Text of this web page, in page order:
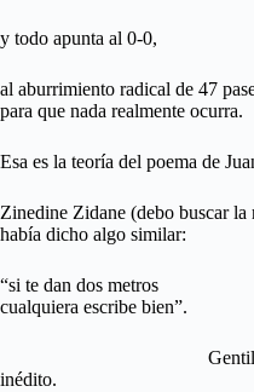
y todo apunta al 0-0,
al aburrimiento radical de 47
para que nada realmente ocurra.
Esa es la teoría del poema de
Zinedine Zidane (debo buscar la
había dicho algo similar:
“si te dan dos metros
cualquiera escribe bien”.
Gentileza de
inédito.